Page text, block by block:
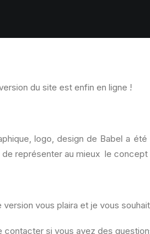
du site est enfin en ligne !
logo, design de Babel a
représenter au mieux le concept
vous plaira et je vous
contacter si vous avez des